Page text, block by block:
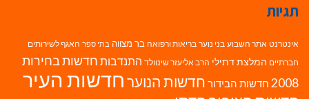
תגיות
אינטרנט אתר השבוע בני נוער בריאות ורפואה בר מצווה בתי ספר האגף לשירותים
חברתיים המלצת דתילי הרב אליעזר שינוולד התנדבות חדשות בחירות
2008 חדשות הבידור חדשות הנוערחדשות העיר